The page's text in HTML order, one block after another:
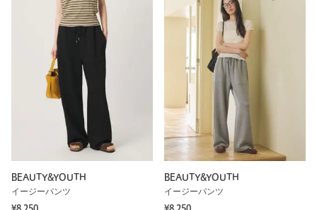
BEAUTY&YOUTH
イージーパンツ
BEAUTY&YOUTH
イージーパンツ